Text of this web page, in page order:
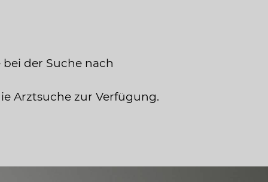
der Suche nach
Arztsuche zur Verfügung.